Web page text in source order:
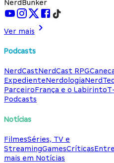
NerdBunker
Ver mais
Podcasts
NerdCastNerdCast RPG
ExpedienteNerdologia
ParceiroFrança e o Labirinto
Podcasts
Notícias
FilmesSéries, TV e
StreamingGamesCríticas
mais em Notícias